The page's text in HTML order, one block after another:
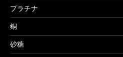
プラチナ
銅
砂糖